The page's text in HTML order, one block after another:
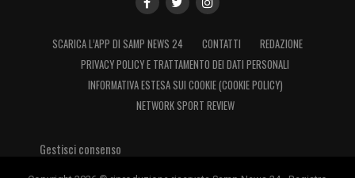
SCARICA L’APP DI SAMP NEWS 24 CONTATTI
REDAZIONE
PRIVACY POLICY E TRATTAMENTO DEI DATI PERSONALI
INFORMATIVA ESTESA SUI COOKIE (COOKIE POLICY)
NETWORK SPORT REVIEW
Gestisci consenso